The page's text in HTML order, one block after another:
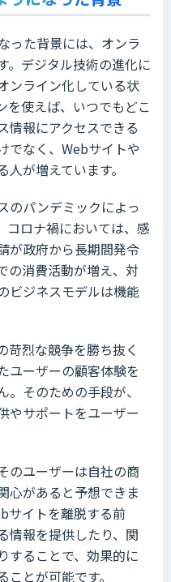
った背景には、オンラ
。デジタル技術の進化に
ンライン化している状
を使えば、いつでもどこ
情報にアクセスできる
でなく、Webサイトや
が増えています。
のパンデミックによっ
コロナ禍においては、感
が政府から長期間発令
の消費活動が増え、対
ビジネスモデルは機能
苛烈な競争を勝ち抜く
ユーザーの顧客体験を
そのための手段が、
やサポートをユーザー
のユーザーは自社の商
心があると予想できま
サイトを離脱する前
情報を提供したり、関
することで、効果的に
とが可能です。